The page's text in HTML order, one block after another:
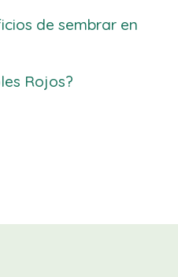
de sembrar en
Rojos?